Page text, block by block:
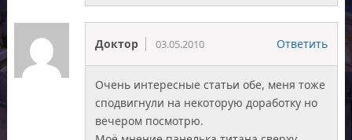
Доктор 03.05.2010 Ответить
Очень интересные статьи обе, меня тоже
сподвигнули на некоторую доработку но
вечером посмотрю.